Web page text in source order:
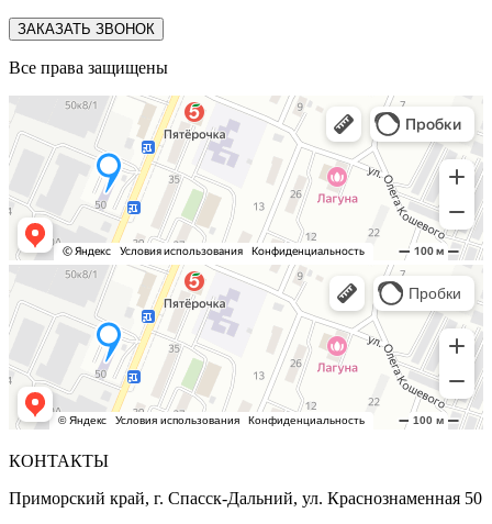
ЗАКАЗАТЬ ЗВОНОК
Все права защищены
КОНТАКТЫ
Приморский край, г. Спасск-Дальний, ул. Краснознаменная 50